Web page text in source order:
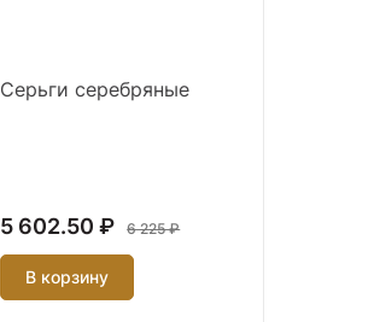
Серьги серебряные
5 602.50 ₽ 6 225 ₽
В корзину